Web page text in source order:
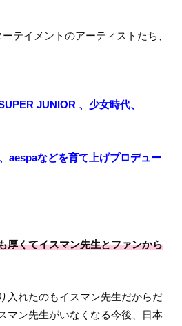
テイメントのアーティストたち、
JUNIOR 、少女時代、
aespaなどを育て上げプロデュー
厚くてイスマン先生とファンから
入れたのもイスマン先生だからだ
マン先生がいなくなる今後、日本